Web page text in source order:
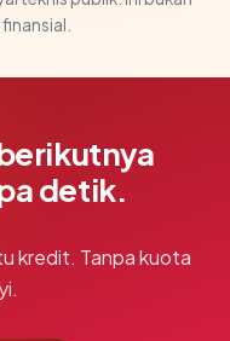
detik.
kredit. Tanpa kuota